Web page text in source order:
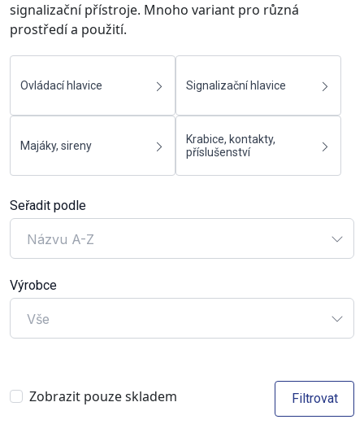
signalizační přístroje. Mnoho variant pro různá
prostředí a použití.
Ovládací hlavice Signalizační hlavice
Majáky, sireny
Krabice, kontakty,
příslušenství
Seřadit podle
Názvu A-Z
Výrobce
Vše
Zobrazit pouze skladem Filtrovat